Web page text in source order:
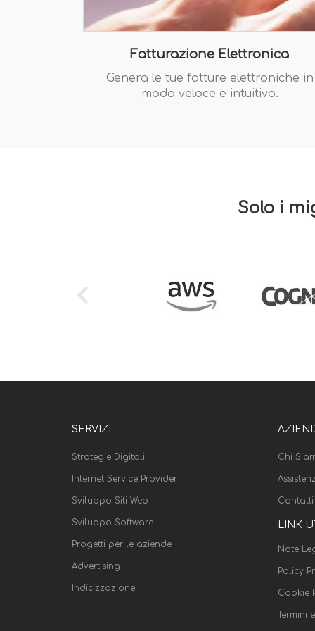
Fatturazione Elettronica
Genera le tue fatture elettroniche in
modo veloce e intuitivo.
Solo i
SERVIZI
Strategie Digitali
Internet Service Provider
Sviluppo Siti Web
Sviluppo Software
Progetti per le aziende
Advertising
Indicizzazione
Chi
Contatti
LINK
Note
Policy
Cookie
Termini